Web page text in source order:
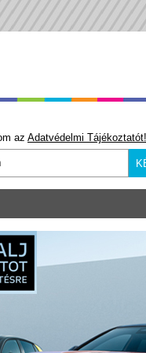
az Adatvédelmi Tájékoztatót!